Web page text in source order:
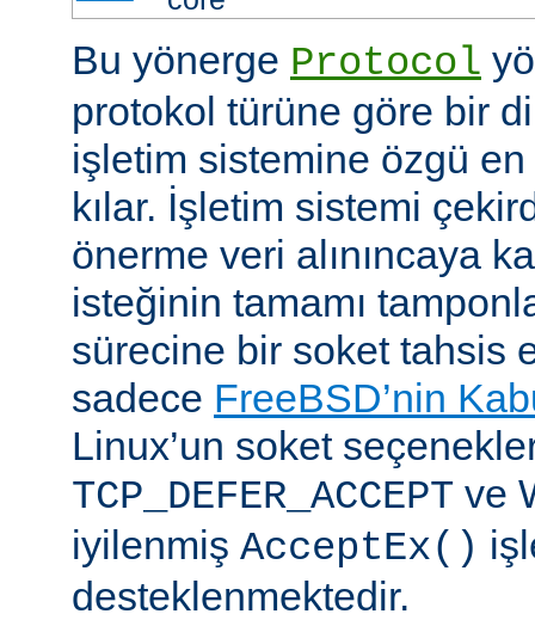
Bu yönerge Protocol
protokol türüne göre bir
işletim sistemine özgü
kılar. İşletim sistemi
önerme veri alınıncaya
isteğinin tamamı
sürecine bir soket tahsis
sadece FreeBSD’nin
Linux’un soket
TCP_DEFER_ACCEPT ve
iyilenmiş AcceptEx()
desteklenmektedir.